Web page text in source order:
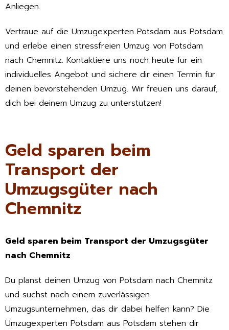
Anliegen.
Vertraue auf die Umzugexperten Potsdam aus Potsdam
und erlebe einen stressfreien Umzug von Potsdam
nach Chemnitz. Kontaktiere uns noch heute für ein
individuelles Angebot und sichere dir einen Termin für
deinen bevorstehenden Umzug. Wir freuen uns darauf,
dich bei deinem Umzug zu unterstützen!
Geld sparen beim
Transport der
Umzugsgüter nach
Chemnitz
Geld sparen beim Transport der Umzugsgüter
nach Chemnitz
Du planst deinen Umzug von Potsdam nach Chemnitz
und suchst nach einem zuverlässigen
Umzugsunternehmen, das dir dabei helfen kann? Die
Umzugexperten Potsdam aus Potsdam stehen dir